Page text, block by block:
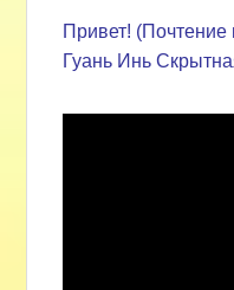
Привет!
Гуань Инь